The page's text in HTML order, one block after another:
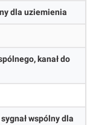
dla uziemienia
kanał do
wspólny dla